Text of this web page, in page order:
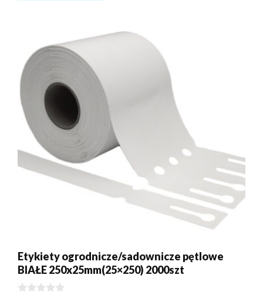
Etykiety ogrodnicze/sadownicze pętlowe
BIAŁE 250x25mm(25×250) 2000szt